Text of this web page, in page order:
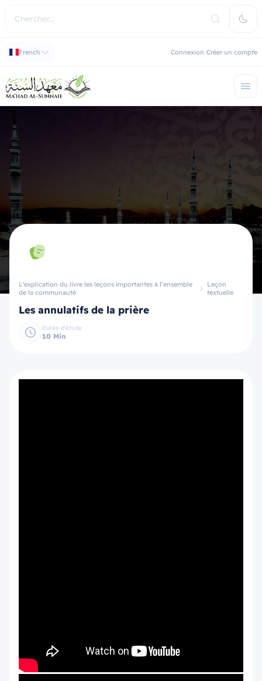
French Connexion Créer un compte
L'explication du livre les leçons importantes à l’ensemble
de la communauté
Leçon
textuelle
Les annulatifs de la prière
Durée d'étude
10 Min